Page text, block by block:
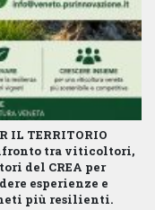
IL TERRITORIO
tra viticoltori,
del CREA per
esperienze e
più resilienti.